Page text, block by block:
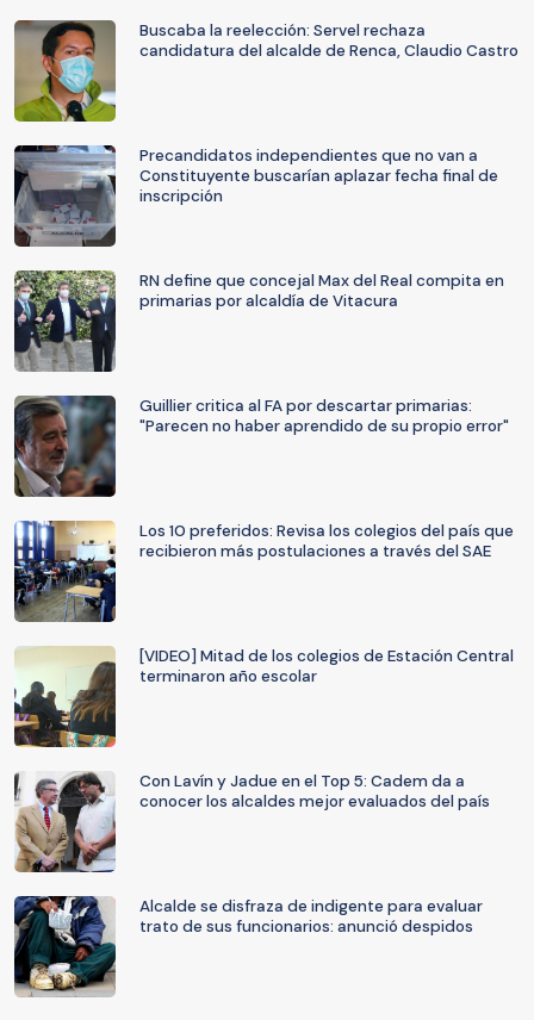
Buscaba la reelección: Servel rechaza
candidatura del alcalde de Renca, Claudio Castro
Precandidatos independientes que no van a
Constituyente buscarían aplazar fecha final de
inscripción
RN define que concejal Max del Real compita en
primarias por alcaldía de Vitacura
Guillier critica al FA por descartar primarias:
"Parecen no haber aprendido de su propio error"
Los 10 preferidos: Revisa los colegios del país que
recibieron más postulaciones a través del SAE
[VIDEO] Mitad de los colegios de Estación Central
terminaron año escolar
Con Lavín y Jadue en el Top 5: Cadem da a
conocer los alcaldes mejor evaluados del país
Alcalde se disfraza de indigente para evaluar
trato de sus funcionarios: anunció despidos